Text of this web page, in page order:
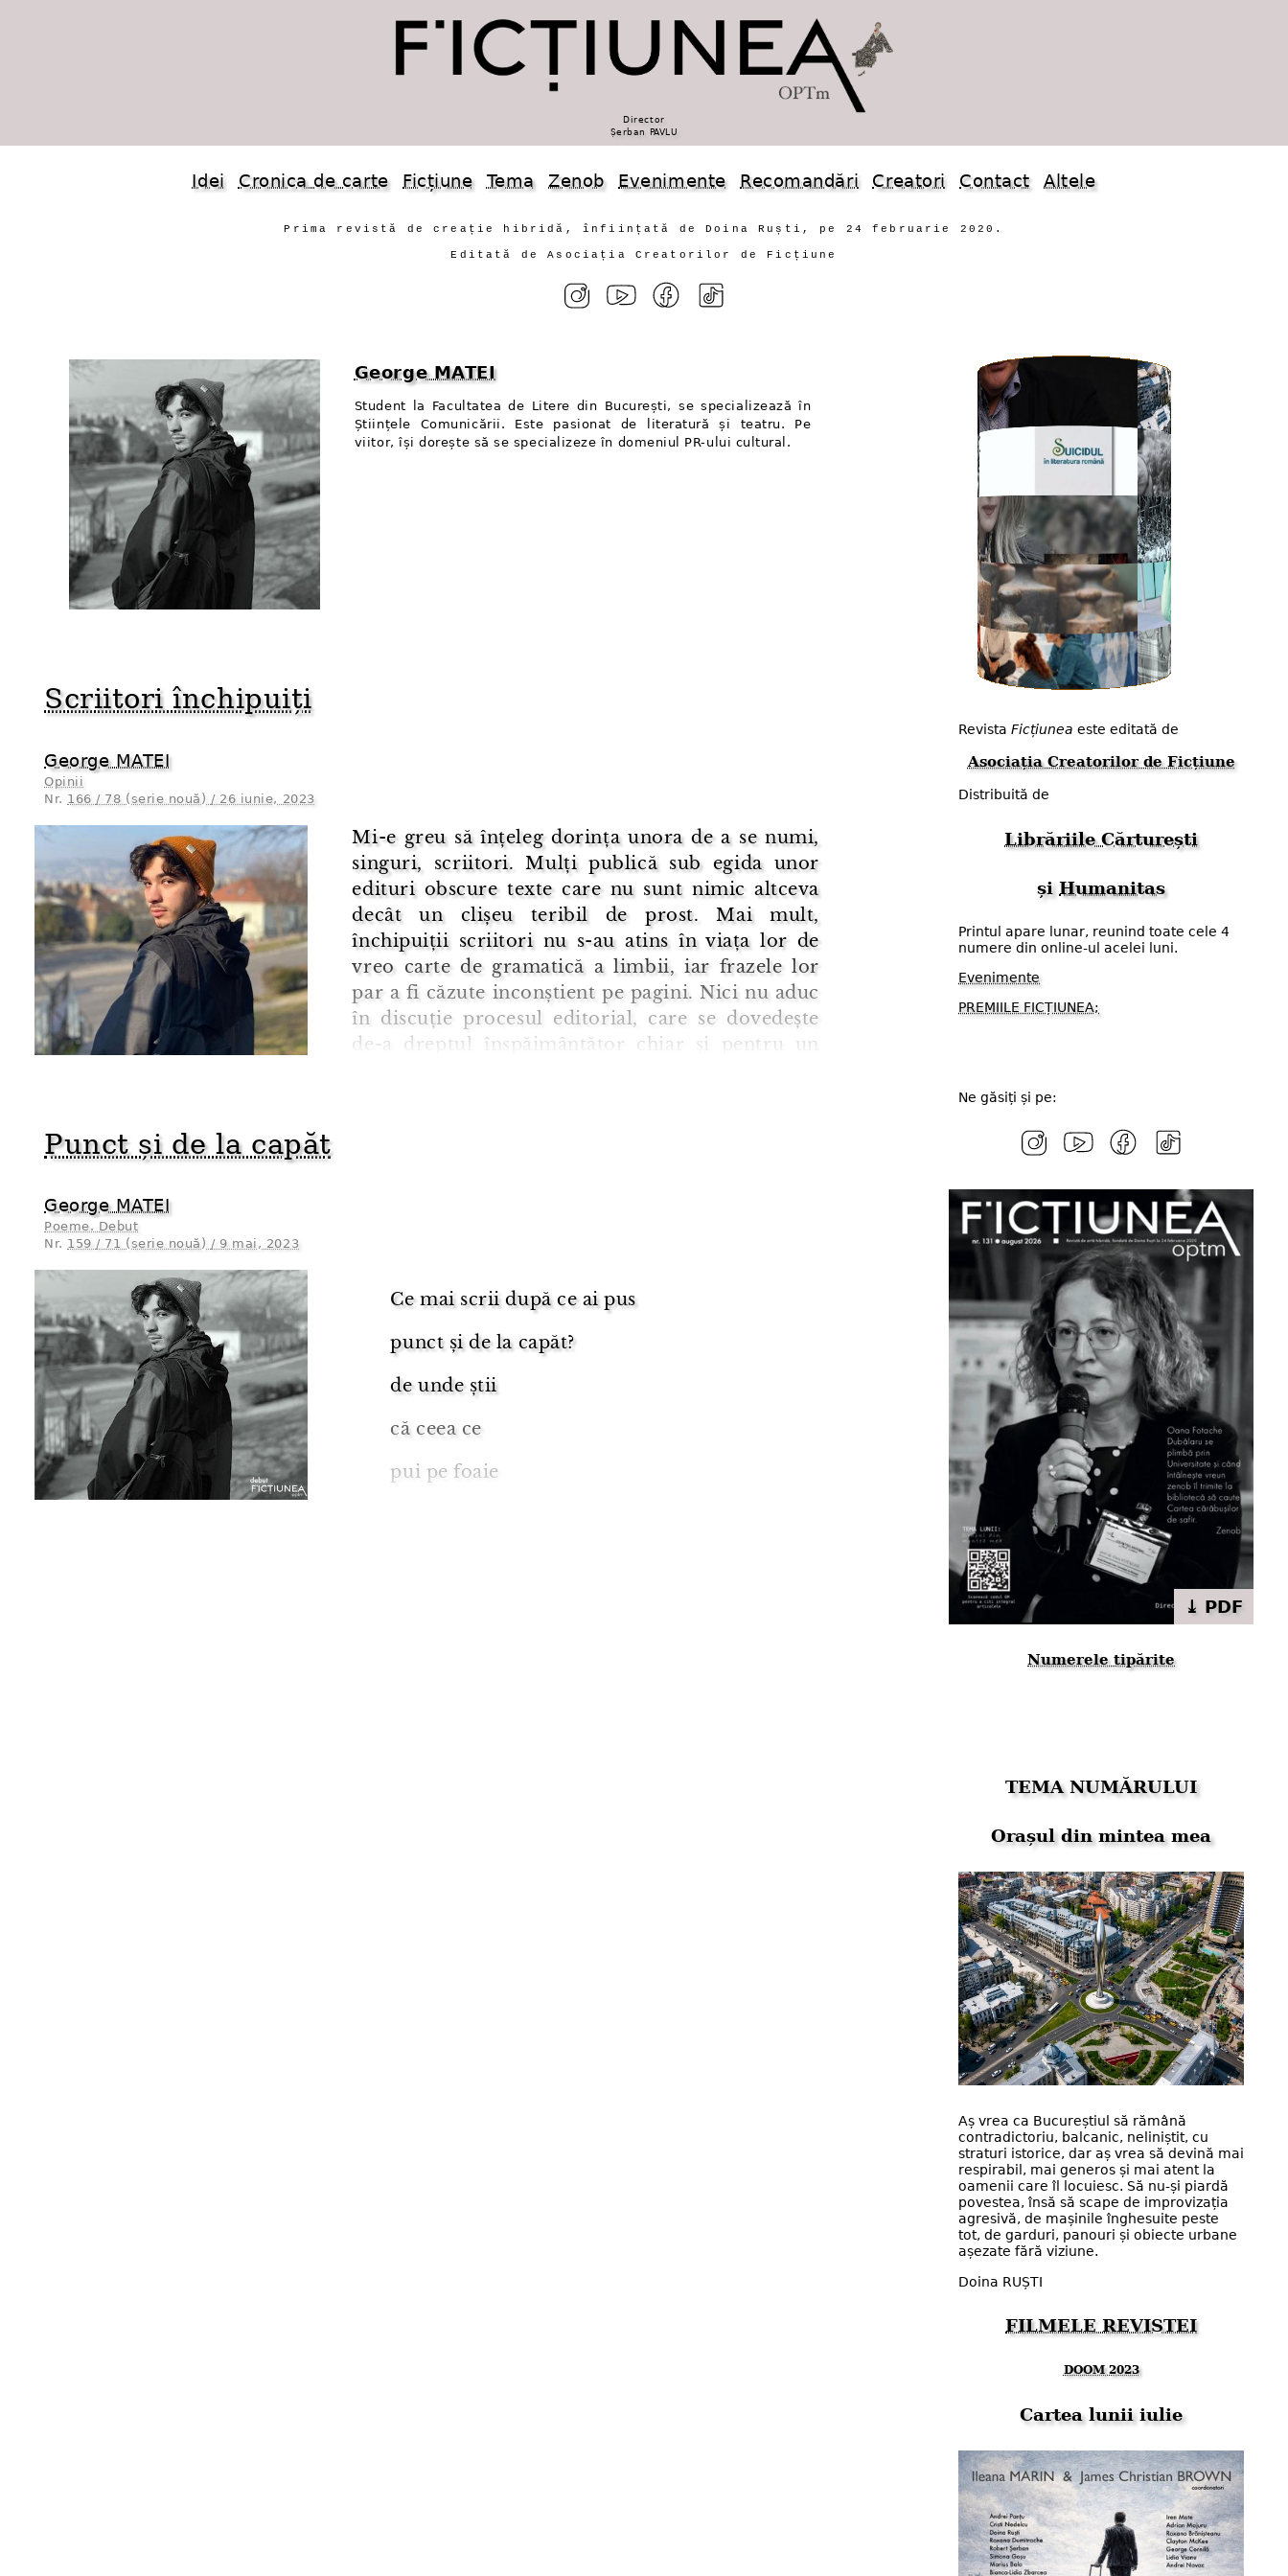
Director
Șerban PAVLU
Idei Cronica de carte Ficțiune Tema Zenob Evenimente Recomandări Creatori Contact Altele
Prima revistă de creație hibridă, înființată de Doina Ruști, pe 24 februarie 2020.
Editată de Asociația Creatorilor de Ficțiune
George MATEI
Student la Facultatea de Litere din București, se specializează în
Științele Comunicării. Este pasionat de literatură și teatru. Pe
viitor, își dorește să se specializeze în domeniul PR-ului cultural.
Scriitori închipuiți
George MATEI
Opinii
Nr. 166 / 78 (serie nouă) / 26 iunie, 2023
Mi-e greu să înțeleg dorința unora de a se numi,
singuri, scriitori. Mulți publică sub egida unor
edituri obscure texte care nu sunt nimic altceva
decât un clișeu teribil de prost. Mai mult,
închipuiții scriitori nu s-au atins în viața lor de
vreo carte de gramatică a limbii, iar frazele lor
par a fi căzute inconștient pe pagini. Nici nu aduc
în discuție procesul editorial, care se dovedește
de-a dreptul înspăimântător chiar și pentru un
Punct și de la capăt
George MATEI
Poeme. Debut
Nr. 159 / 71 (serie nouă) / 9 mai, 2023
Ce mai scrii după ce ai pus
punct și de la capăt?
de unde știi
că ceea ce
pui pe foaie
Revista Ficțiunea este editată de
Asociația Creatorilor de Ficțiune
Distribuită de
Librăriile Cărturești
șiHumanitas
Printul apare lunar, reunind toate cele 4
numere din online-ul acelei luni.
Evenimente
PREMIILE FICȚIUNEA;
Ne găsiți și pe:
⤓ PDF
Numerele tipărite
TEMA NUMĂRULUI
Orașul din mintea mea
Aș vrea ca Bucureștiul să rămână
contradictoriu, balcanic, neliniștit, cu
straturi istorice, dar aș vrea să devină mai
respirabil, mai generos și mai atent la
oamenii care îl locuiesc. Să nu-și piardă
povestea, însă să scape de improvizația
agresivă, de mașinile înghesuite peste
tot, de garduri, panouri și obiecte urbane
așezate fără viziune.
Doina RUȘTI
FILMELE REVISTEI
DOOM 2023
Cartea lunii iulie